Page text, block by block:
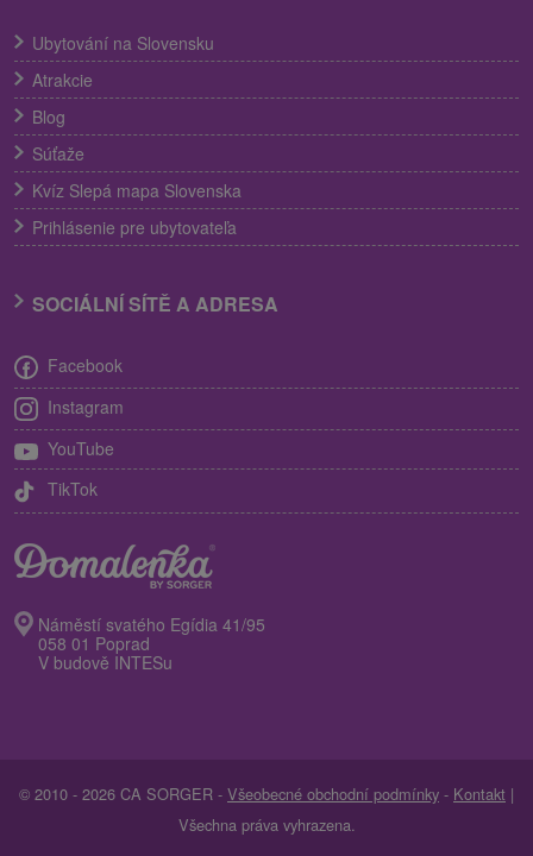
Ubytování na Slovensku
Atrakcie
Blog
Súťaže
Kvíz Slepá mapa Slovenska
Prihlásenie pre ubytovateľa
SOCIÁLNÍ SÍTĚ A ADRESA
Facebook
Instagram
YouTube
TikTok
Náměstí svatého Egídia 41/95
058 01 Poprad
V budově INTESu
© 2010 - 2026 CA SORGER - Všeobecné obchodní podmínky - Kontakt |
Všechna práva vyhrazena.